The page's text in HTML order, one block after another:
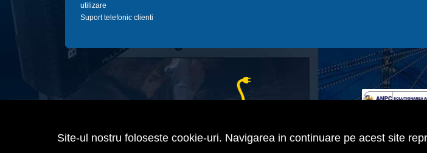
utilizare
Suport telefonic clienti
Site-ul nostru foloseste cookie-uri. Navigarea in continuare pe acest site